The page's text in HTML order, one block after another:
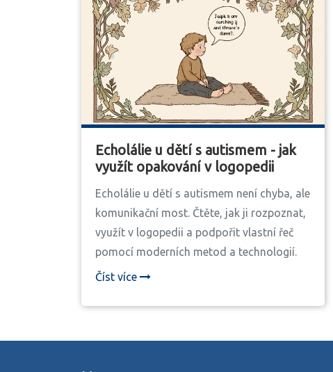
Echolálie u dětí s autismem - jak
využít opakování v logopedii
Echolálie u dětí s autismem není chyba, ale
komunikační most. Čtěte, jak ji rozpoznat,
využít v logopedii a podpořit vlastní řeč
pomocí moderních metod a technologií.
Číst více